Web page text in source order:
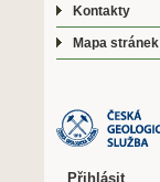
Kontakty
Mapa stránek
Přihlásit